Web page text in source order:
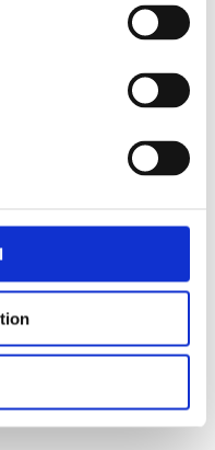
og
og loyalitet i
og Sverige. De ser
og
hvert år. REMA 1000
for støtten og
og motivasjon til våre
og i innlandet – som
på å gi våre kunder
gir enda mer
sier kjedens
Anders Rene